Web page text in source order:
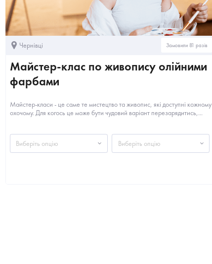
Чернівці Замовили 81 разів
Майстер-клас по живопису олійними
фарбами
Майстер-класи - це саме те мистецтво та живопис, які доступні кожному
охочому. Для когось це може бути чудовий варіант перезарядитись,...
Виберіть опцію Виберіть опцію